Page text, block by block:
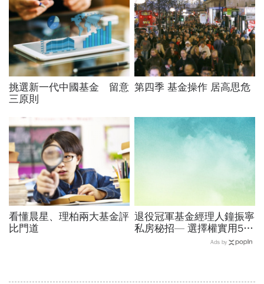
挑選新一代中國基金 留意
三原則
第四季 基金操作 居高思危
看懂晨星、理柏兩大基金評
比門道
退役冠軍基金經理人鐘振寧
私房秘招— 選擇權實用5招
Ads by